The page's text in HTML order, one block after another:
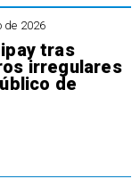
de 2026
tras
irregulares
de